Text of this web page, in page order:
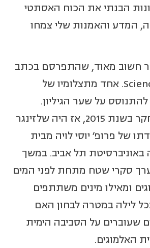
הבנתי את הכוח האסתטי
המדע והאמנות שלי צמחו
חשוב מאוד, שהתפרסם בכתב
העת היוקרתי Science. אחד מתצלומיו של
על שער הגיליון.
תחילתו של המחקר בשנת 2015, אז היה שלזינגר
של פרופ' יוסי לויה מבית
באוניברסיטת תל אביב. במשך
סקרי שטח מתחת לפני המים
ומאילו מינים משתתפים
לילה במטרה לבחון האם
שעוברים על הסביבה הימית
האלמוגים.